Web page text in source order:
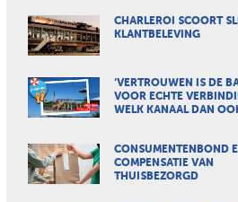
CHARLEROI SCOORT
KLANTBELEVING
‘VERTROUWEN IS DE
VOOR ECHTE
WELK KANAAL DAN
CONSUMENTENBOND
COMPENSATIE VAN
THUISBEZORGD